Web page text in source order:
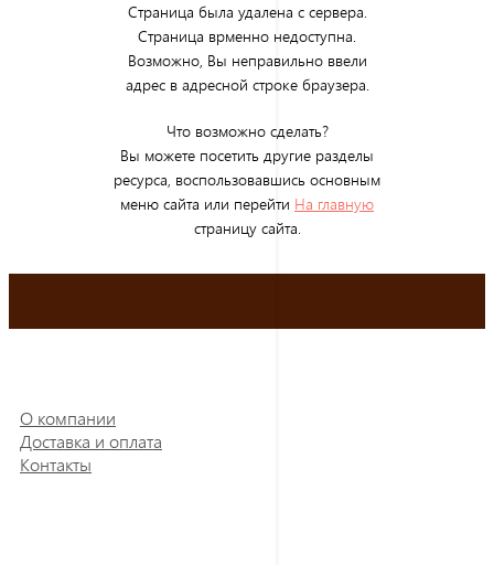
Страница была удалена с сервера.
Страница врменно недоступна.
Возможно, Вы неправильно ввели
адрес в адресной строке браузера.
Что возможно сделать?
Вы можете посетить другие разделы
ресурса, воспользовавшись основным
меню сайта или перейти На главную
страницу сайта.
О компании
Доставка и оплата
Контакты